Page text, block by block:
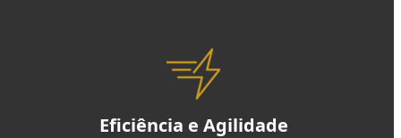
Eficiência e Agilidade